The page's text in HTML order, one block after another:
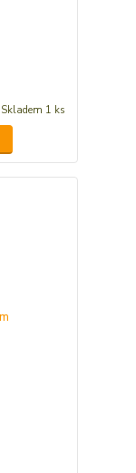
Skladem 1 ks